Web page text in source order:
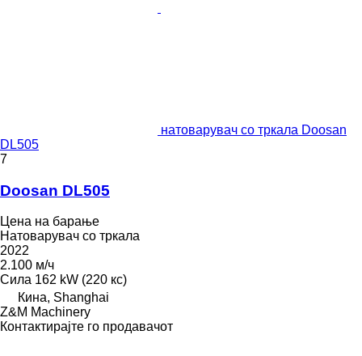
натоварувач со тркала Doosan
DL505
7
Doosan DL505
Цена на барање
Натоварувач со тркала
2022
2.100 м/ч
Сила 162 kW (220 кс)
Кина, Shanghai
Z&M Machinery
Контактирајте го продавачот